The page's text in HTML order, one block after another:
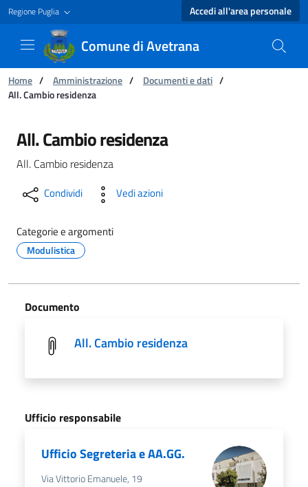
Regione Puglia Accedi all'area personale
Comune di Avetrana
Ti trovi in:
Home / Amministrazione / Documenti e dati /
All. Cambio residenza
All. Cambio residenza - Comune di Avetrana
All. Cambio residenza
All. Cambio residenza
Condividi Vedi azioni
Categorie e argomenti
Modulistica
Documento
All. Cambio residenza
Ufficio responsabile
Ufficio Segreteria e AA.GG.
Via Vittorio Emanuele, 19